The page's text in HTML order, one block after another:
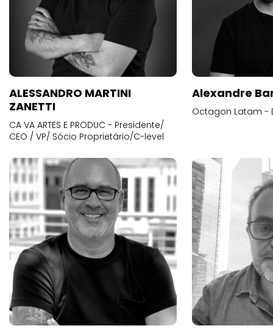
ALESSANDRO MARTINI
ZANETTI
CA VA ARTES E PRODUC - Presidente/
CEO / VP/ Sócio Proprietário/C-level
Alexandre
Octagon Latam -